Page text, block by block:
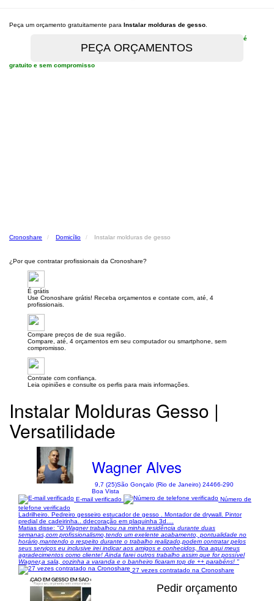
Peça um orçamento gratuitamente para Instalar molduras de gesso
é
gratuito e sem compromisso
Cronoshare Domicílio Instalar molduras de gesso
¿Por que contratar profissionais da Cronoshare?
É grátis
Use Cronoshare grátis! Receba orçamentos e contate com, até, 4
profissionais.
Compare preços de de sua região.
Compare, até, 4 orçamentos em seu computador ou smartphone, sem
compromisso.
Contrate com confiança.
Leia opiniões e consulte os perfis para mais informações.
Instalar Molduras Gesso |
Versatilidade
Wagner Alves
9,7 (25)São Gonçalo (Rio de Janeiro) 24466-290
Boa Vista
E-mail verificado
Número de
telefone verificado
Ladrilheiro. Pedreiro gesseiro estucador de gesso . Montador de drywall. Pintor
predial de cadeirinha.. ddecoração em plaquinha 3d....
Matias disse: "O Wagner trabalhou na minha residência durante duas
semanas,com profissionalismo,tendo um exelente acabamento, pontualidade no
horário,mantendo o respeito durante o trabalho realizado,podem contratar pelos
seus serviços eu inclusive irei indicar aos amigos e conhecidos, fica aqui meus
agradecimentos como cliente! Ainda farei outros trabalho assim que for possível
Wagner,a sala, cozinha a varanda e o banheiro ficaram top de ++ parabéns! "
27 vezes contratado na Cronoshare
Pedir orçamento